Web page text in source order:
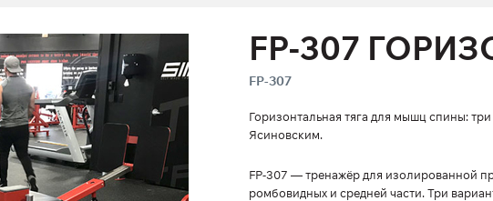
FP-307
FP-307
Горизонтальная тяга для мышц спины: три
Ясиновским.
FP-307 — тренажёр для изолированной
ромбовидных и средней части. Три